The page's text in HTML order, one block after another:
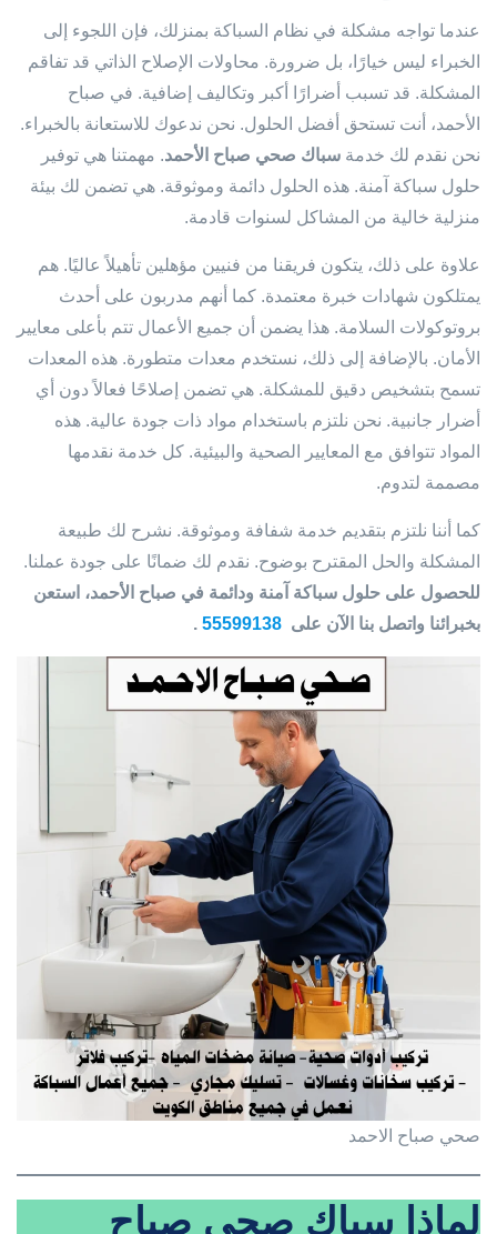
عندما تواجه مشكلة في نظام السباكة بمنزلك، فإن اللجوء إلى
الخبراء ليس خيارًا، بل ضرورة. محاولات الإصلاح الذاتي قد تفاقم
المشكلة. قد تسبب أضرارًا أكبر وتكاليف إضافية. في صباح
الأحمد، أنت تستحق أفضل الحلول. نحن ندعوك للاستعانة بالخبراء.
نحن نقدم لك خدمة سباك صحي صباح الأحمد. مهمتنا هي توفير
حلول سباكة آمنة. هذه الحلول دائمة وموثوقة. هي تضمن لك بيئة
منزلية خالية من المشاكل لسنوات قادمة.
علاوة على ذلك، يتكون فريقنا من فنيين مؤهلين تأهيلاً عاليًا. هم
يمتلكون شهادات خبرة معتمدة. كما أنهم مدربون على أحدث
بروتوكولات السلامة. هذا يضمن أن جميع الأعمال تتم بأعلى معايير
الأمان. بالإضافة إلى ذلك، نستخدم معدات متطورة. هذه المعدات
تسمح بتشخيص دقيق للمشكلة. هي تضمن إصلاحًا فعالاً دون أي
أضرار جانبية. نحن نلتزم باستخدام مواد ذات جودة عالية. هذه
المواد تتوافق مع المعايير الصحية والبيئية. كل خدمة نقدمها
مصممة لتدوم.
كما أننا نلتزم بتقديم خدمة شفافة وموثوقة. نشرح لك طبيعة
المشكلة والحل المقترح بوضوح. نقدم لك ضمانًا على جودة عملنا.
للحصول على حلول سباكة آمنة ودائمة في صباح الأحمد، استعن
بخبرائنا واتصل بنا الآن على 55599138
.
صحي صباح الاحمد
لماذا سباك صحي صباح